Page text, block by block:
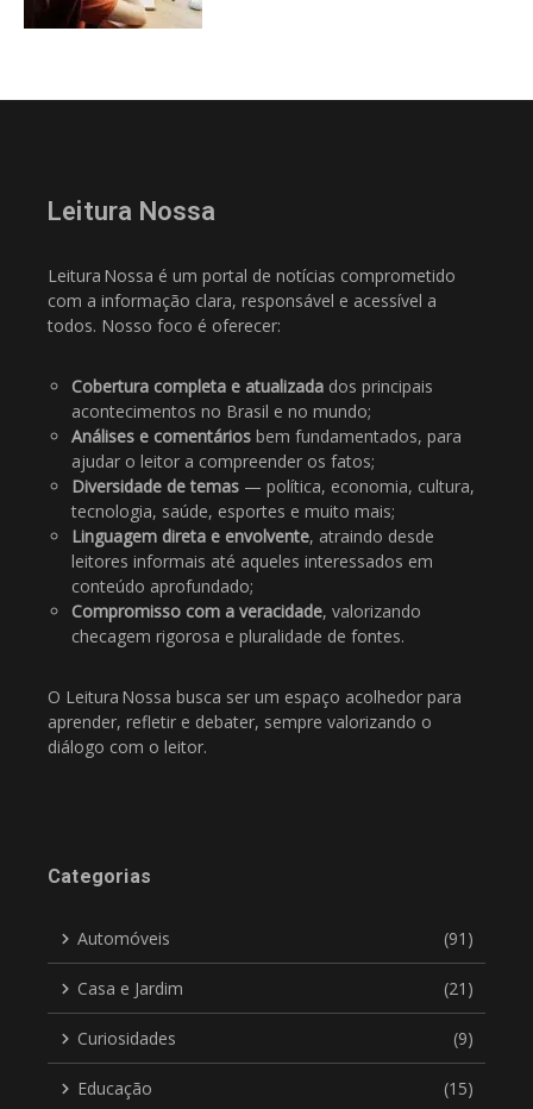
Leitura Nossa
Leitura Nossa é um portal de notícias comprometido
com a informação clara, responsável e acessível a
todos. Nosso foco é oferecer:
Cobertura completa e atualizada dos principais
acontecimentos no Brasil e no mundo;
Análises e comentários bem fundamentados, para
ajudar o leitor a compreender os fatos;
Diversidade de temas — política, economia, cultura,
tecnologia, saúde, esportes e muito mais;
Linguagem direta e envolvente, atraindo desde
leitores informais até aqueles interessados em
conteúdo aprofundado;
Compromisso com a veracidade, valorizando
checagem rigorosa e pluralidade de fontes.
O Leitura Nossa busca ser um espaço acolhedor para
aprender, refletir e debater, sempre valorizando o
diálogo com o leitor.
Categorias
Automóveis (91)
Casa e Jardim (21)
Curiosidades (9)
Educação (15)